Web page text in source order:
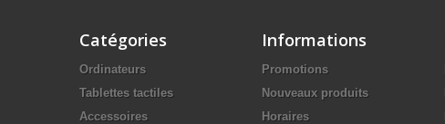
Catégories
Ordinateurs
Tablettes tactiles
Accessoires
Informations
Promotions
Nouveaux produits
Horaires